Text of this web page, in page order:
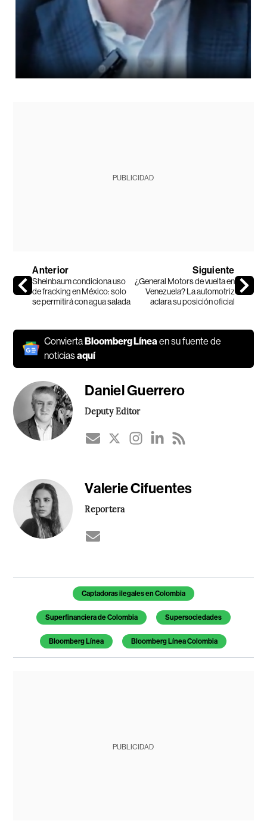
PUBLICIDAD
Anterior
Sheinbaum condiciona uso
de fracking en México: solo
se permitirá con agua salada
Siguiente
¿General Motors de vuelta en
Venezuela? La automotriz
aclara su posición oficial
ConviertaBloomberg Línea en su fuente de
noticiasaquí
Daniel Guerrero
Deputy Editor
Valerie Cifuentes
Reportera
Temas de este artículoCaptadoras ilegales en Colombia
Superfinanciera de Colombia Supersociedades
Bloomberg Línea Bloomberg Línea Colombia
PUBLICIDAD